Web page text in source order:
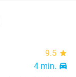
9.5 star
4 min. directions_car